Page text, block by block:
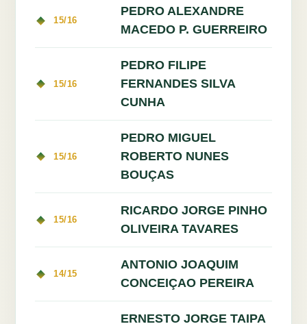
15/16
PEDRO ALEXANDRE
MACEDO P. GUERREIRO
15/16
PEDRO FILIPE
FERNANDES SILVA
CUNHA
15/16
PEDRO MIGUEL
ROBERTO NUNES
BOUÇAS
15/16
RICARDO JORGE PINHO
OLIVEIRA TAVARES
14/15
ANTONIO JOAQUIM
CONCEIÇAO PEREIRA
ERNESTO JORGE TAIPA